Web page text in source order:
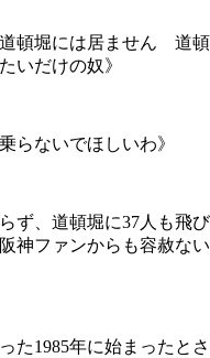
道頓堀には居ません 道頓
いだけの奴》
らないでほしいわ》
ず、道頓堀に37人も飛び
神ファンからも容赦ない
た1985年に始まったとさ